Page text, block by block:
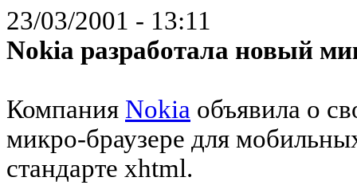
23/03/2001 - 13:11
Nokia разработала новый
Компания Nokia объявила о
микро-браузере для
стандарте xhtml.